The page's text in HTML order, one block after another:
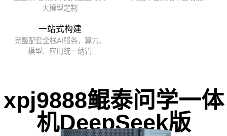
大模型定制
一站式构建
完整配套全栈AI服务，算力、
模型、应用统一纳管
xpj9888鲲泰问学一体
机DeepSeek版